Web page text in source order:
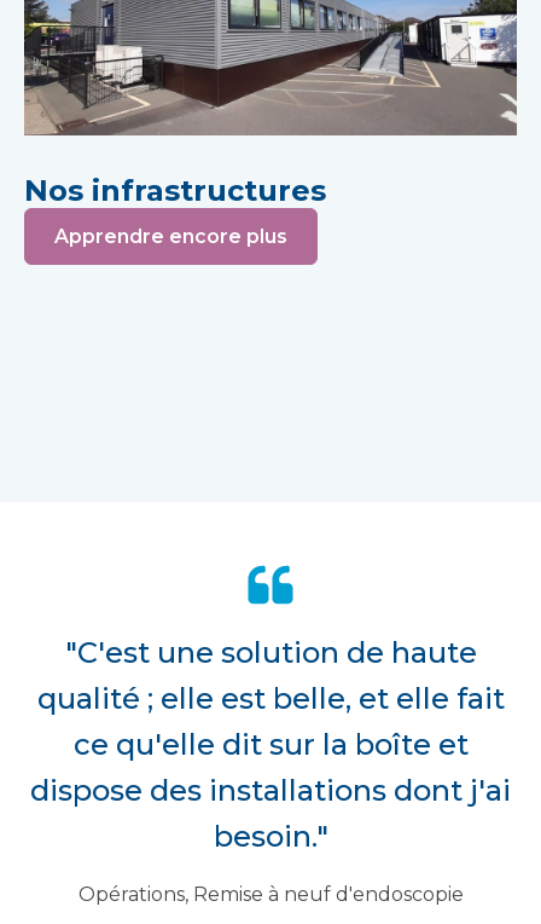
Nos infrastructures
Apprendre encore plus
"C'est une solution de haute
qualité ; elle est belle, et elle fait
ce qu'elle dit sur la boîte et
dispose des installations dont j'ai
besoin."
Opérations, Remise à neuf d'endoscopie